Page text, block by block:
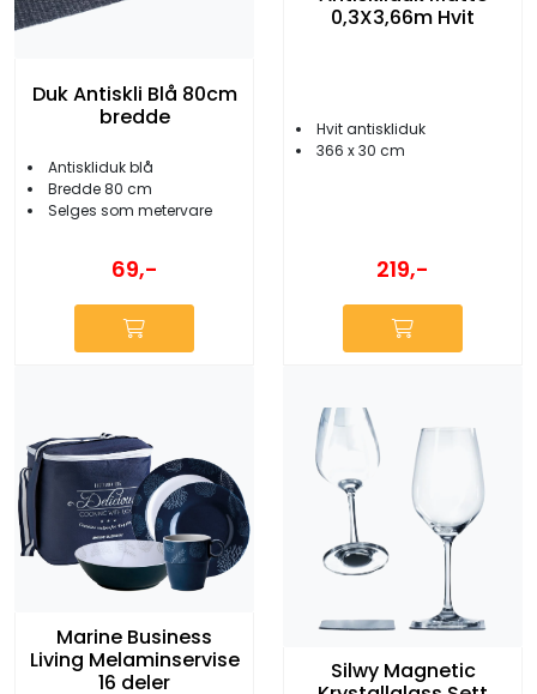
Duk Antiskli Blå 80cm
bredde
Antiskliduk blå
Bredde 80 cm
Selges som metervare
69,-
0,3X3,66m Hvit
Hvit antiskliduk
366 x 30 cm
219,-
Marine Business
Living Melaminservise
16 deler
Silwy Magnetic